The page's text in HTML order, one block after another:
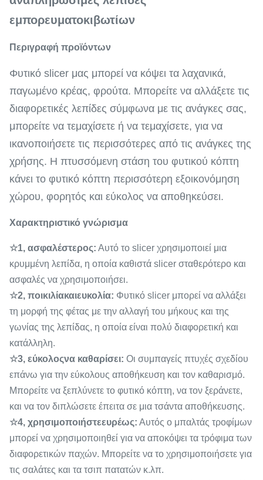
εμπορευματοκιβωτίων
Περιγραφή προϊόντων
Φυτικό slicer μας μπορεί να κόψει τα λαχανικά,
παγωμένο κρέας, φρούτα. Μπορείτε να αλλάξετε τις
διαφορετικές λεπίδες σύμφωνα με τις ανάγκες σας,
μπορείτε να τεμαχίσετε ή να τεμαχίσετε, για να
ικανοποιήσετε τις περισσότερες από τις ανάγκες της
χρήσης. Η πτυσσόμενη στάση του φυτικού κόπτη
κάνει το φυτικό κόπτη περισσότερη εξοικονόμηση
χώρου, φορητός και εύκολος να αποθηκεύσει.
Χαρακτηριστικό γνώρισμα
☆1, ασφαλέστερος: Αυτό το slicer χρησιμοποιεί μια
κρυμμένη λεπίδα, η οποία καθιστά slicer σταθερότερο και
ασφαλές να χρησιμοποιήσει.
☆2, ποικιλίακαιευκολία: Φυτικό slicer μπορεί να αλλάξει
τη μορφή της φέτας με την αλλαγή του μήκους και της
γωνίας της λεπίδας, η οποία είναι πολύ διαφορετική και
κατάλληλη.
☆3, εύκολοςνα καθαρίσει: Οι συμπαγείς πτυχές σχεδίου
επάνω για την εύκολους αποθήκευση και τον καθαρισμό.
Μπορείτε να ξεπλύνετε το φυτικό κόπτη, να τον ξεράνετε,
και να τον διπλώσετε έπειτα σε μια τσάντα αποθήκευσης.
☆4, χρησιμοποιήστεευρέως: Αυτός ο μπαλτάς τροφίμων
μπορεί να χρησιμοποιηθεί για να αποκόψει τα τρόφιμα των
διαφορετικών παχών. Μπορείτε να το χρησιμοποιήσετε για
τις σαλάτες και τα τσιπ πατατών κ.λπ.